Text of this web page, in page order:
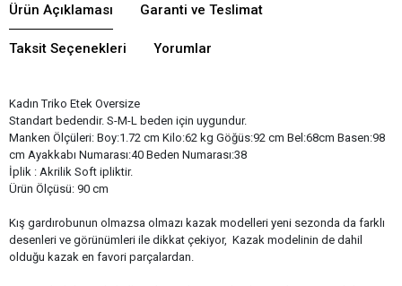
Ürün Açıklaması Garanti ve Teslimat
Taksit Seçenekleri Yorumlar
Kadın Triko Etek Oversize
Standart bedendir. S-M-L beden için uygundur.
Manken Ölçüleri: Boy:1.72 cm Kilo:62 kg Göğüs:92 cm Bel:68cm Basen:98
cm Ayakkabı Numarası:40 Beden Numarası:38
İplik : Akrilik Soft ipliktir.
Ürün Ölçüsü: 90 cm
Kış gardırobunun olmazsa olmazı kazak modelleri yeni sezonda da farklı
desenleri ve görünümleri ile dikkat çekiyor, Kazak modelinin de dahil
olduğu kazak en favori parçalardan.